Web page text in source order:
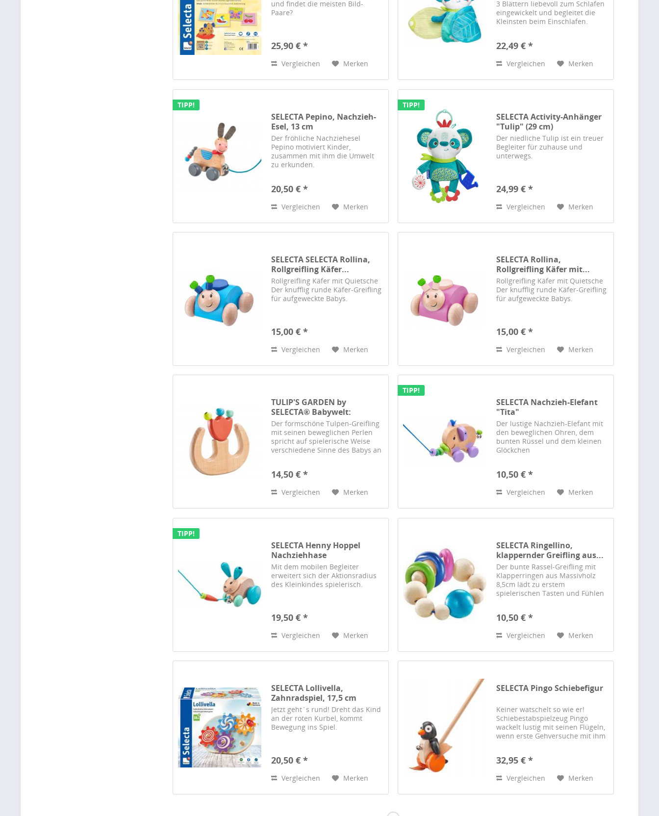
und findet die meisten Bild-
Paare?
25,90 € *
Vergleichen Merken
3 Blättern liebevoll zum Schlafen
eingewickelt und begleitet die
Kleinsten beim Einschlafen.
22,49 € *
Vergleichen Merken
TIPP!
SELECTA Pepino, Nachzieh-
Esel, 13 cm
Der fröhliche Nachziehesel
Pepino motiviert Kinder,
zusammen mit ihm die Umwelt
zu erkunden.
20,50 € *
Vergleichen Merken
TIPP!
SELECTA Activity-Anhänger
"Tulip" (29 cm)
Der niedliche Tulip ist ein treuer
Begleiter für zuhause und
unterwegs.
24,99 € *
Vergleichen Merken
SELECTA SELECTA Rollina,
Rollgreifling Käfer...
Rollgreifling Käfer mit Quietsche
Der knufflig runde Käfer-Greifling
für aufgeweckte Babys.
15,00 € *
Vergleichen Merken
SELECTA Rollina,
Rollgreifling Käfer mit...
Rollgreifling Käfer mit Quietsche
Der knufflig runde Käfer-Greifling
für aufgeweckte Babys.
15,00 € *
Vergleichen Merken
TULIP'S GARDEN by
SELECTA® Babywelt:
Greifling...
Der formschöne Tulpen-Greiﬂing
mit seinen beweglichen Perlen
spricht auf spielerische Weise
verschiedene Sinne des Babys an
14,50 € *
Vergleichen Merken
TIPP!
SELECTA Nachzieh-Elefant
"Tita"
Der lustige Nachzieh-Elefant mit
den beweglichen Ohren, dem
bunten Rüssel und dem kleinen
Glöckchen
10,50 € *
Vergleichen Merken
TIPP!
SELECTA Henny Hoppel
Nachziehhase
Mit dem mobilen Begleiter
erweitert sich der Aktionsradius
des Kleinkindes spielerisch.
19,50 € *
Vergleichen Merken
SELECTA Ringellino,
klappernder Greifling aus...
Der bunte Rassel-Greifling mit
Klapperringen aus Massivholz
8,5cm lädt zu erstem
spielerischen Tasten und Fühlen
10,50 € *
Vergleichen Merken
SELECTA Lollivella,
Zahnradspiel, 17,5 cm
Jetzt geht´s rund! Dreht das Kind
an der roten Kurbel, kommt
Bewegung ins Spiel.
20,50 € *
Vergleichen Merken
SELECTA Pingo Schiebefigur
Keiner watschelt so wie er!
Schiebestabspielzeug Pingo
wackelt lustig mit seinen Flügeln,
wenn erste Gehversuche mit ihm
zum Schieben und Laufen
32,95 € *
Vergleichen Merken